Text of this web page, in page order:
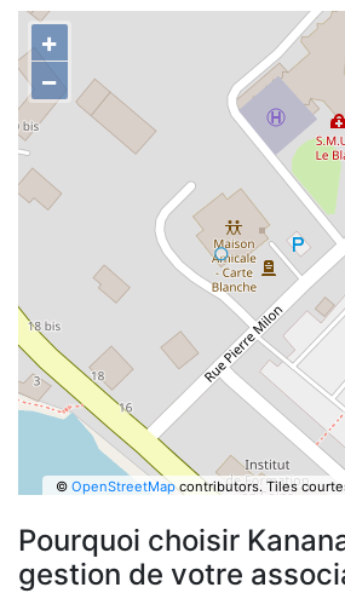
+
−
© OpenStreetMapcontributors. Tiles
Pourquoi choisir
gestion de votre